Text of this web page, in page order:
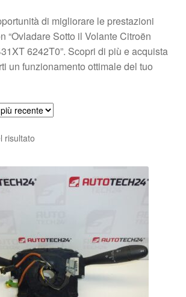
di migliorare le prestazioni
“Ovladare Sotto il Volante Citroën
6242T0”. Scopri di più e acquista
un funzionamento ottimale del tuo
risultato